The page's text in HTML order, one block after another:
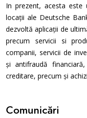
In prezent, acesta este
locații ale Deutsche
dezvoltă aplicații de
precum servicii si
companii, servicii de
și antifraudă
creditare, precum și
Comunicări